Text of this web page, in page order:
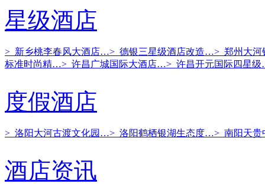
星级酒店
> 新乡桃李春风大酒店…> 德银三星级酒店改造…> 郑州大
标准时尚精…> 许昌广城国际大酒店…> 许昌开元国际四星
度假酒店
> 洛阳大河古渡文化园…> 洛阳鹤栖银湖生态度…> 南阳天
酒店资讯